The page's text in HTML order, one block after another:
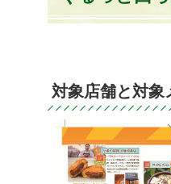
対象店舗と対象